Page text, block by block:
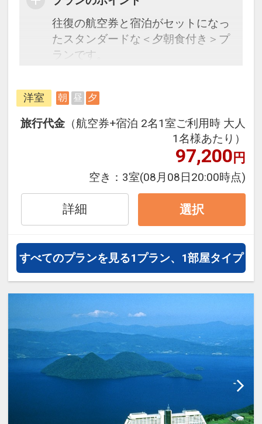
往復の航空券と宿泊がセットになっ
たスタンダードな＜夕朝食付き＞プ
ランです。
ら、一都市滞在はもちろん周遊旅行
にも最適！
旅行期間中の1泊だけの宿泊や延
泊・飛び泊なども自由自在です。
フライトは、安心のJAL（または
JALグループ）確約！フライトマイ
ル50%貯まります。
オプションでレンタカーや現地交
通・体験プランなどの追加（同時予
約）が可能なプランもございます。
※施設使用料として0～2歳の添い寝
のお子様は1泊1,100円をお支払いい
ただきます(現地払い)
洋室 朝 昼 夕
旅行代金 （航空券+宿泊 2名1室ご利用時 大人
1名様あたり）
97,200円
空き： 3室(08月08日20:00時点)
詳細 選択
すべてのプランを見る1プラン、1部屋タイプ